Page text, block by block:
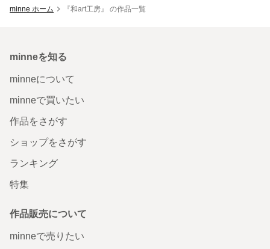
minne ホーム 『和art工房』 の作品一覧
minneを知る
minneについて
minneで買いたい
作品をさがす
ショップをさがす
ランキング
特集
作品販売について
minneで売りたい